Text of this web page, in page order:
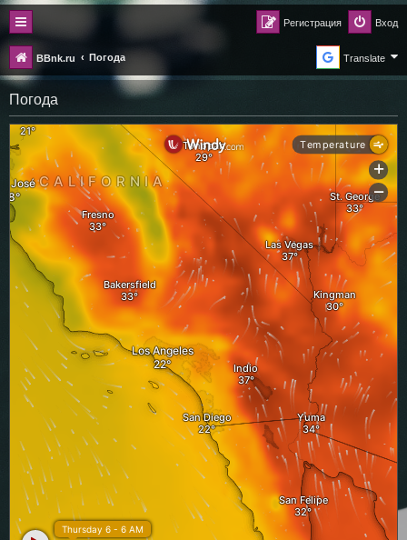
Вход
Регистрация
BBnk.ru Погода Translate
Погода